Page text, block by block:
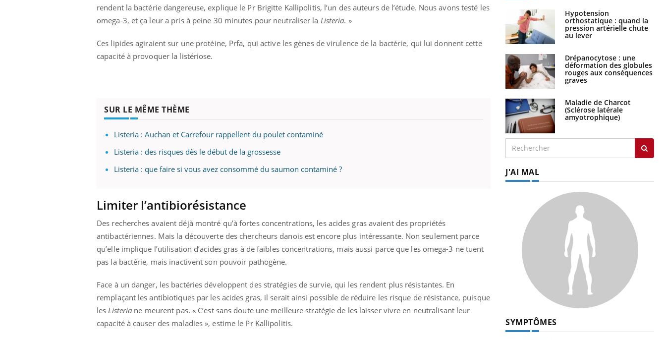
rendent la bactérie dangereuse, explique le Pr Brigitte Kallipolitis, l’un des auteurs de l’étude. Nous avons testé les
omega-3, et ça leur a pris à peine 30 minutes pour neutraliser la Listeria. »
Ces lipides agiraient sur une protéine, Prfa, qui active les gènes de virulence de la bactérie, qui lui donnent cette
capacité à provoquer la listériose.
SUR LE MÊME THÈME
Listeria : Auchan et Carrefour rappellent du poulet contaminé
Listeria : des risques dès le début de la grossesse
Listeria : que faire si vous avez consommé du saumon contaminé ?
Limiter l’antibiorésistance
Des recherches avaient déjà montré qu’à fortes concentrations, les acides gras avaient des propriétés
antibactériennes. Mais la découverte des chercheurs danois est encore plus intéressante. Non seulement parce
qu’elle implique l’utilisation d’acides gras à de faibles concentrations, mais aussi parce que les omega-3 ne tuent
pas la bactérie, mais inactivent son pouvoir pathogène.
Face à un danger, les bactéries développent des stratégies de survie, qui les rendent plus résistantes. En
remplaçant les antibiotiques par les acides gras, il serait ainsi possible de réduire les risque de résistance, puisque
les Listeria ne meurent pas. « C’est sans doute une meilleure stratégie de les laisser vivre en neutralisant leur
capacité à causer des maladies », estime le Pr Kallipolitis.
Hypotension
orthostatique : quand la
pression artérielle chute
au lever
Drépanocytose : une
déformation des globules
rouges aux conséquences
graves
Maladie de Charcot
(Sclérose latérale
amyotrophique)
J'AI MAL
SYMPTÔMES